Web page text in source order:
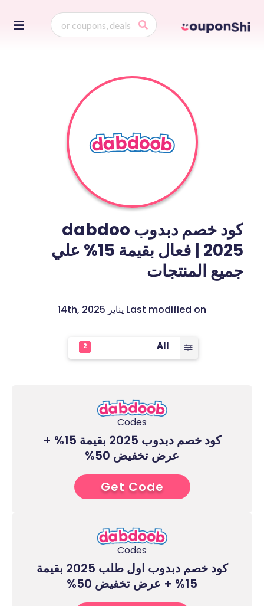
to
كود خصم دبدوب dabdoo
2025 | فعال بقيمة 15% علي
جميع المنتجات
Last modified on يناير 14th, 2025
All
2
Codes
كود خصم دبدوب 2025 بقيمة 15% +
عرض تخفيض 50%
4****
Get Code
Codes
كود خصم دبدوب اول طلب 2025 بقيمة
15% + عرض تخفيض 50%